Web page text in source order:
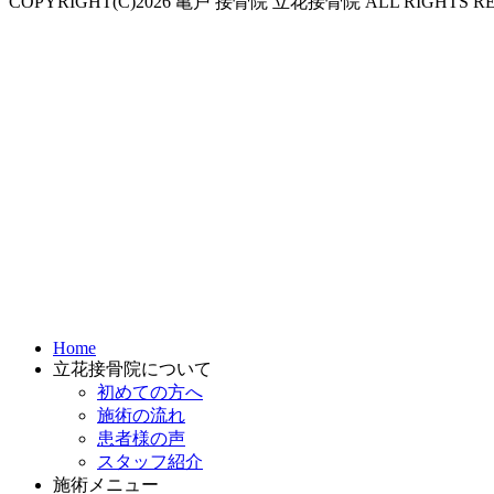
Home
立花接骨院について
初めての方へ
施術の流れ
患者様の声
スタッフ紹介
施術メニュー